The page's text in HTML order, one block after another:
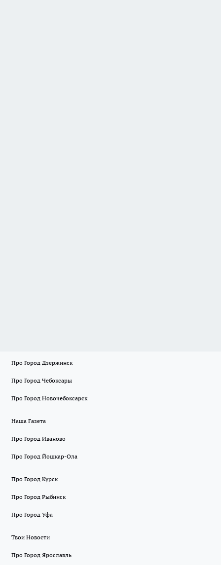
Про Город Дзержинск
Про Город Чебоксары
Про Город Новочебоксарск
Наша Газета
Про Город Иваново
Про Город Йошкар-Ола
Про Город Курск
Про Город Рыбинск
Про Город Уфа
Твои Новости
Про Город Ярославль